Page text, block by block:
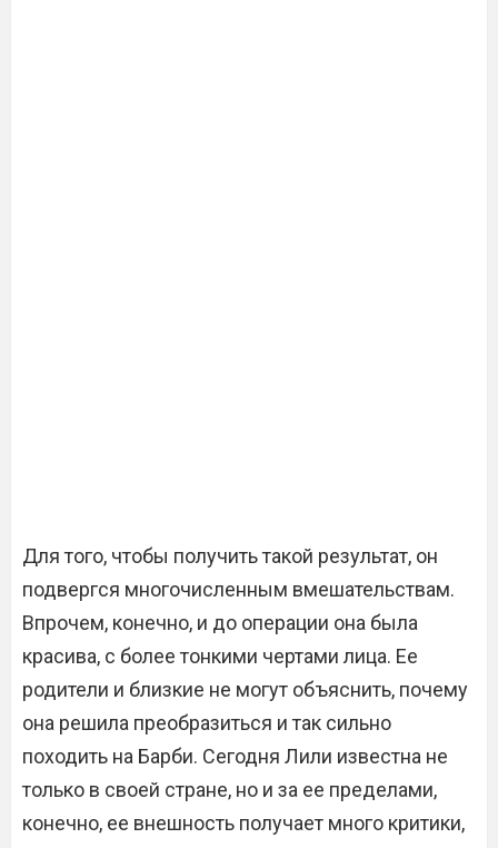
Для того, чтобы получить такой результат, он
подвергся многочисленным вмешательствам.
Впрочем, конечно, и до операции она была
красива, с более тонкими чертами лица. Ее
родители и близкие не могут объяснить, почему
она решила преобразиться и так сильно
походить на Барби. Сегодня Лили известна не
только в своей стране, но и за ее пределами,
конечно, ее внешность получает много критики,